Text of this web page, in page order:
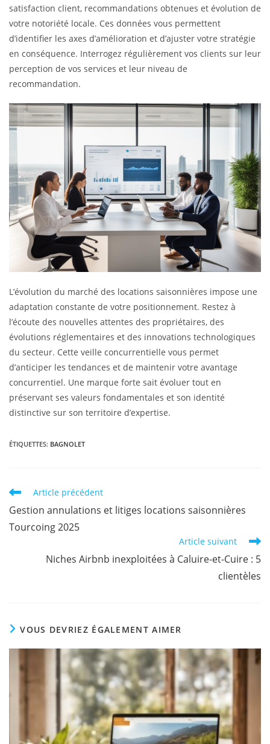
satisfaction client, recommandations obtenues et évolution de
votre notoriété locale. Ces données vous permettent
d’identifier les axes d’amélioration et d’ajuster votre stratégie
en conséquence. Interrogez régulièrement vos clients sur leur
perception de vos services et leur niveau de
recommandation.
L’évolution du marché des locations saisonnières impose une
adaptation constante de votre positionnement. Restez à
l’écoute des nouvelles attentes des propriétaires, des
évolutions réglementaires et des innovations technologiques
du secteur. Cette veille concurrentielle vous permet
d’anticiper les tendances et de maintenir votre avantage
concurrentiel. Une marque forte sait évoluer tout en
préservant ses valeurs fondamentales et son identité
distinctive sur son territoire d’expertise.
ÉTIQUETTES: BAGNOLET
Article précédent
Gestion annulations et litiges locations saisonnières
Tourcoing 2025
Article suivant
Niches Airbnb inexploitées à Caluire-et-Cuire : 5
clientèles
VOUS DEVRIEZ ÉGALEMENT AIMER